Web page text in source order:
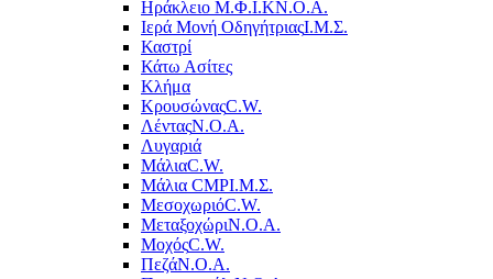
Ηράκλειο Μ.Φ.Ι.ΚΝ.Ο.Α.
Ιερά Μονή ΟδηγήτριαςΙ.Μ.Σ.
Καστρί
Κάτω Ασίτες
Κλήμα
ΚρουσώναςC.W.
ΛένταςΝ.Ο.Α.
Λυγαριά
ΜάλιαC.W.
Μάλια CMPΙ.Μ.Σ.
ΜεσοχωριόC.W.
ΜεταξοχώριΝ.Ο.Α.
ΜοχόςC.W.
ΠεζάΝ.Ο.Α.